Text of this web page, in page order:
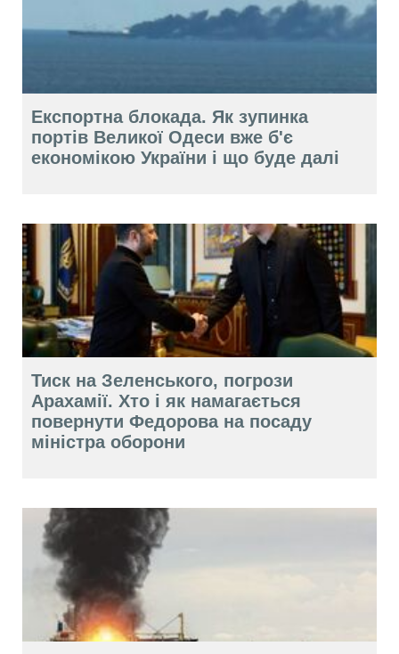
Експортна блокада. Як зупинка
портів Великої Одеси вже б'є
економікою України і що буде далі
Тиск на Зеленського, погрози
Арахамії. Хто і як намагається
повернути Федорова на посаду
міністра оборони